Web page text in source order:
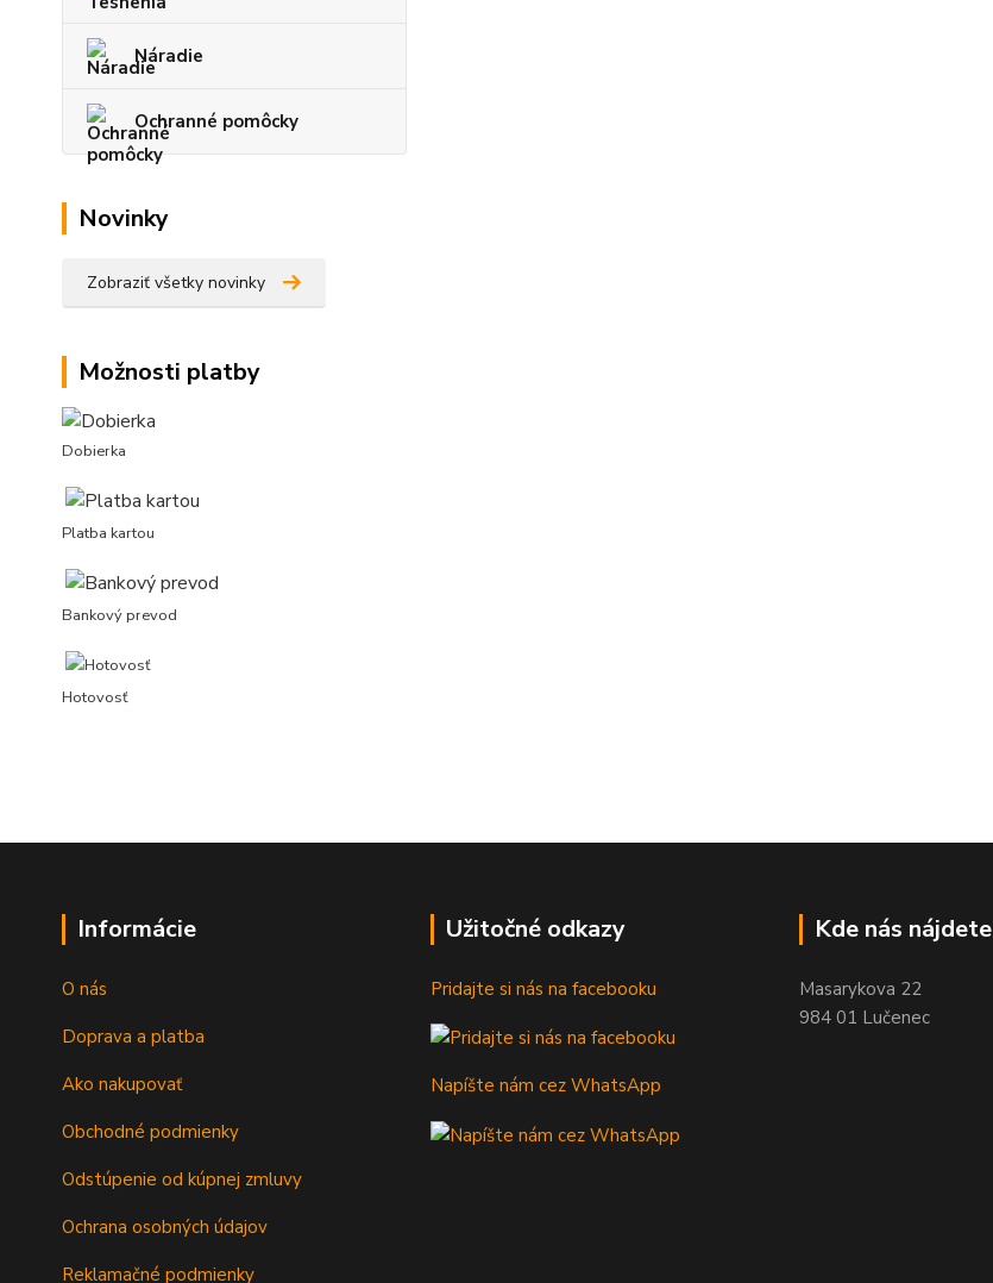
Náradie
Ochranné pomôcky
Novinky
Zobraziť všetky novinky
Možnosti platby
Dobierka
Platba kartou
Bankový prevod
Hotovosť
Informácie
O nás
Doprava a platba
Ako nakupovať
Obchodné podmienky
Odstúpenie od kúpnej zmluvy
Ochrana osobných údajov
Reklamačné podmienky
Užitočné odkazy
Pridajte si nás na facebooku
Napíšte nám cez WhatsApp
Kde nás nájdete
Masarykova 22
984 01 Lučenec